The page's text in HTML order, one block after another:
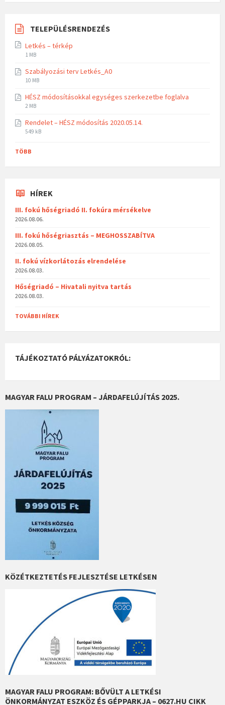
TELEPÜLÉSRENDEZÉS
Letkés – térkép
1 MB
Szabályozási terv Letkés_A0
10 MB
HÉSZ módosításokkal egységes szerkezetbe foglalva
2 MB
Rendelet – HÉSZ módosítás 2020.05.14.
549 kB
TÖBB
HÍREK
III. fokú hőségriadó II. fokúra mérsékelve
2026.08.06.
III. fokú hőségriasztás – MEGHOSSZABÍTVA
2026.08.05.
II. fokú vízkorlátozás elrendelése
2026.08.03.
Hőségriadó – Hivatali nyitva tartás
2026.08.03.
TOVÁBBI HÍREK
TÁJÉKOZTATÓ PÁLYÁZATOKRÓL:
MAGYAR FALU PROGRAM – JÁRDAFELÚJÍTÁS 2025.
KÖZÉTKEZTETÉS FEJLESZTÉSE LETKÉSEN
MAGYAR FALU PROGRAM: BŐVÜLT A LETKÉSI
ÖNKORMÁNYZAT ESZKÖZ ÉS GÉPPARKJA – 0627.HU CIKK